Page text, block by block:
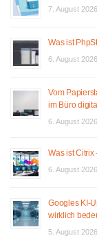
7. August 2026
Was ist
6. August 2026
Vom
im Büro
6. August 2026
Was ist Citrix
6. August 2026
Googles KI-
wirklich
5. August 2026